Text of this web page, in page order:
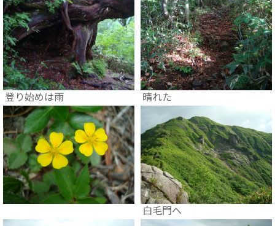
登り始めは雨 晴れた
白毛門へ